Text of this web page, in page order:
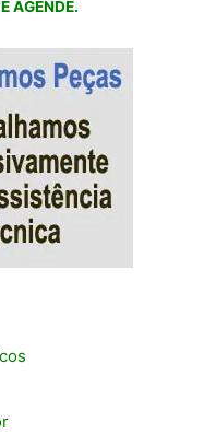
AGENDE.